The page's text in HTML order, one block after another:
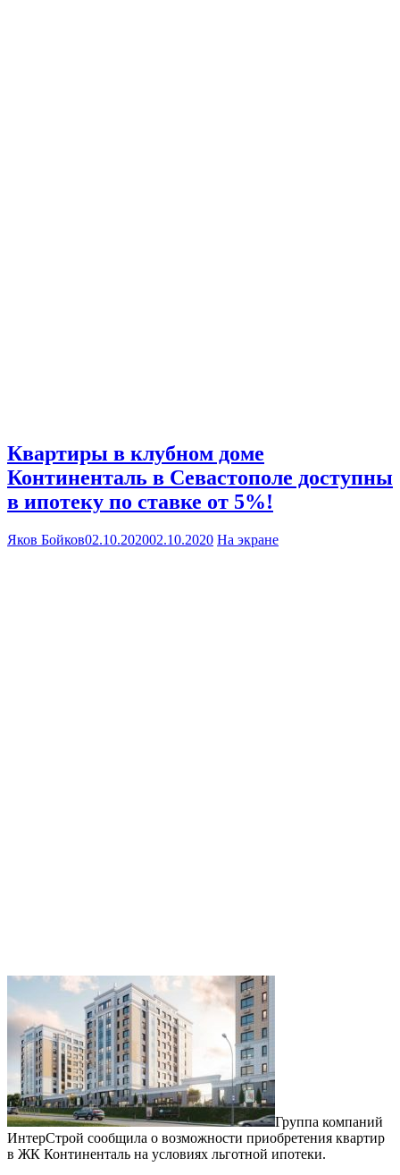
Квартиры в клубном доме
Континенталь в Севастополе доступны
в ипотеку по ставке от 5%!
Яков Бойков02.10.202002.10.2020 На экране
Группа компаний
ИнтерСтрой сообщила о возможности приобретения квартир
в ЖК Континенталь на условиях льготной ипотеки.